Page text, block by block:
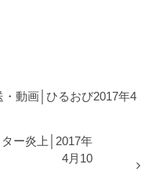
動画│ひるおび2017年4
ー炎上│2017年
4月10